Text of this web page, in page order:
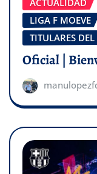
LIGA F MOEVE
TITULARES
Oficial |